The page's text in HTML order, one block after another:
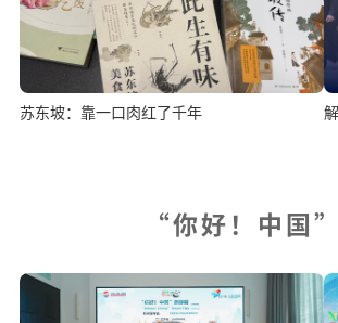
苏东坡：靠一口肉红了千年
“你好！中国”